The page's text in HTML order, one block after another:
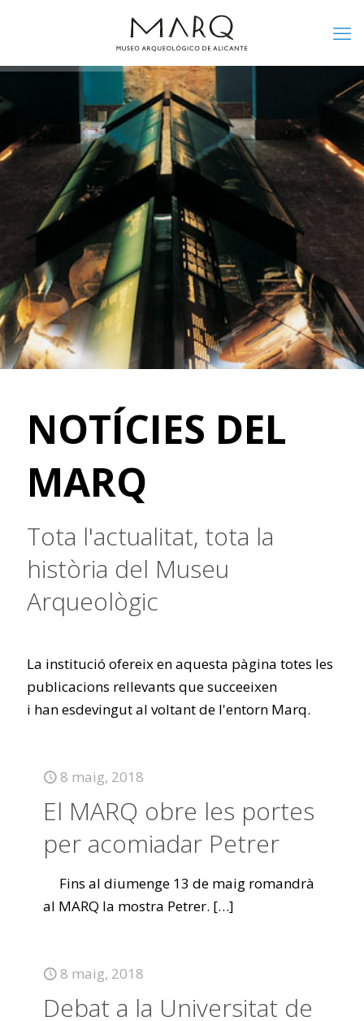
NOTÍCIES DEL
MARQ
Tota l'actualitat, tota la
història del Museu
Arqueològic
La institució ofereix en aquesta pàgina totes les
publicacions rellevants que succeeixen
i han esdevingut al voltant de l'entorn Marq.
8 maig, 2018
El MARQ obre les portes
per acomiadar Petrer
Fins al diumenge 13 de maig romandrà
al MARQ la mostra Petrer. […]
8 maig, 2018
Debat a la Universitat de